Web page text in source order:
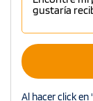
Al hacer click en